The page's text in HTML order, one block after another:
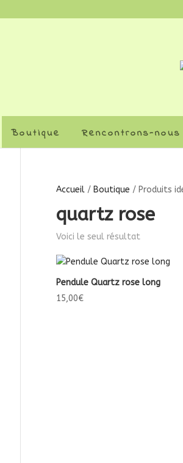
Boutique Rencontrons-nous
Accueil/ Boutique / Produits
quartz rose
Voici le seul résultat
Pendule Quartz rose long
15,00€